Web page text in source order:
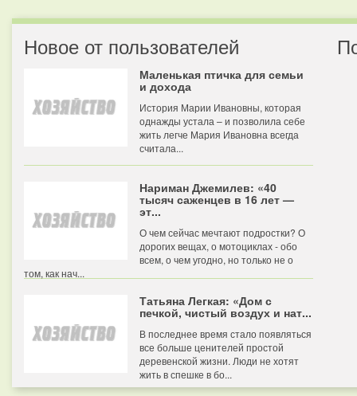
Новое от пользователей
Маленькая птичка для семьи
и дохода
История Марии Ивановны, которая
однажды устала – и позволила себе
жить легче Мария Ивановна всегда
считала...
Нариман Джемилев: «40
тысяч саженцев в 16 лет —
эт...
О чем сейчас мечтают подростки? О
дорогих вещах, о мотоциклах - обо
всем, о чем угодно, но только не о
том, как нач...
Татьяна Легкая: «Дом с
печкой, чистый воздух и нат...
В последнее время стало появляться
все больше ценителей простой
деревенской жизни. Люди не хотят
жить в спешке в бо...